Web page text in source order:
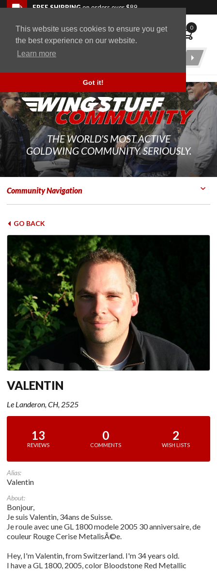
This website uses cookies to ensure you get
the best experience on our website.
Learn more
Got it!
Skip to navigation bar
Skip to content
Go to shopping cart page
Skip to footerFREE SHIPPINGon orders over $89
WingStuff 0
Product
THE WORLD'S MOST ACTIVE
GOLDWING COMMUNITY. SERIOUSLY.
Community Navigation
GO BACK
VALENTIN
Le Landeron, CH, 2525
13
REVIEWS
0
COMMENTS
2
WISH LISTS
Alias:
Valentin
About:
Bonjour,
Je suis Valentin, 34ans de Suisse.
Je roule avec une GL 1800 modele 2005 30 anniversaire, de
couleur Rouge Cerise MetalisÃ©e.
Hey, I'm Valentin, from Switzerland. I'm 34 years old.
I have a GL 1800, 2005, color Bloodstone Red Metallic
Back to top